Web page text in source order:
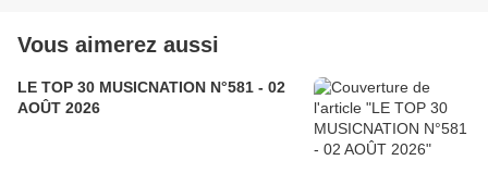
Vous aimerez aussi
LE TOP 30 MUSICNATION N°581 - 02
AOÛT 2026